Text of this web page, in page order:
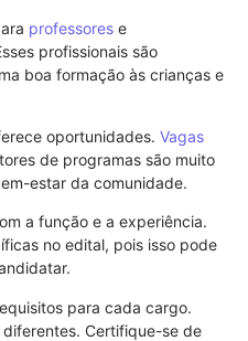
professores e
profissionais são
boa formação às crianças e
oportunidades. Vagas
de programas são muito
estar da comunidade.
a função e a experiência.
no edital, pois isso pode
para cada cargo.
Certifique-se de